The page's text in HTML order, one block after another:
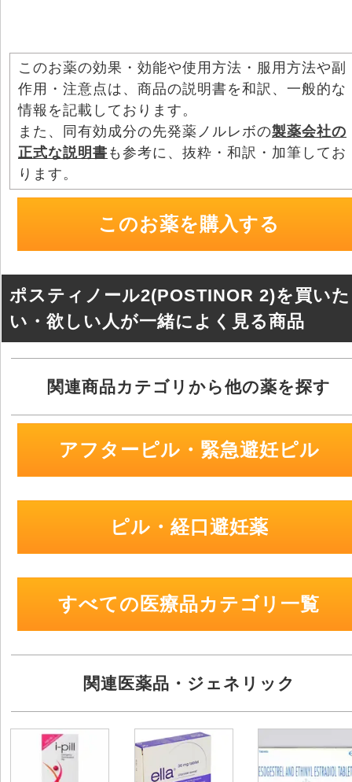
er
e
b
o
o
k
n
a
このお薬の効果・効能や使用方法・服用方法や副
作用・注意点は、商品の説明書を和訳、一般的な
情報を記載しております。
また、同有効成分の先発薬ノルレボの製薬会社の
正式な説明書 も参考に、抜粋・和訳・加筆してお
ります。
このお薬を購入する
ポスティノール2(POSTINOR 2)を買いた
い・欲しい人が一緒によく見る商品
関連商品カテゴリから他の薬を探す
アフターピル・緊急避妊ピル
ピル・経口避妊薬
すべての医療品カテゴリ一覧
関連医薬品・ジェネリック